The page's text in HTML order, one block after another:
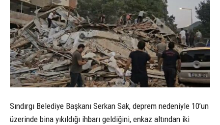
Sındırgı Belediye Başkanı Serkan Sak, deprem nedeniyle 10’un
üzerinde bina yıkıldığı ihbarı geldiğini, enkaz altından iki